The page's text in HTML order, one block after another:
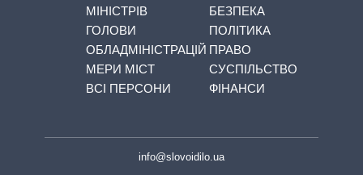
МІНІСТРІВ
ГОЛОВИ
ОБЛАДМІНІСТРАЦІЙ
МЕРИ МІСТ
ВСІ ПЕРСОНИ
БЕЗПЕКА
ПОЛІТИКА
ПРАВО
СУСПІЛЬСТВО
ФІНАНСИ
info@slovoidilo.ua